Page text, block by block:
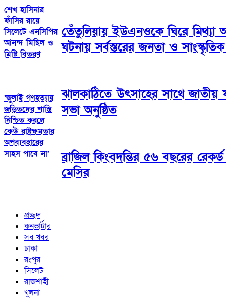
শেখ হাসিনার
ফাঁসির রায়ে
সিলেটে এনসিপির
আনন্দ মিছিল ও
মিষ্টি বিতরণ
‘জুলাই গণহত্যায়
জড়িতদের শাস্তি
নিশ্চিত করলে
কেউ রাষ্ট্রক্ষমতার
অপব্যবহারের
সাহস পাবে না’
তেঁতুলিয়ায় ইউএনওকে ঘিরে মিথ্যা
ঘটনায় সর্বস্তরের জনতা ও সাংস্কৃতিক
ঝালকাঠিতে উৎসাহের সাথে
সভা অনুষ্ঠিত
ব্রাজিল কিংবদন্তির ৫৬ বছরের
মেসির
প্রচ্ছদ
কনভার্টার
সব খবর
ঢাকা
রংপুর
সিলেট
রাজশাহী
খুলনা